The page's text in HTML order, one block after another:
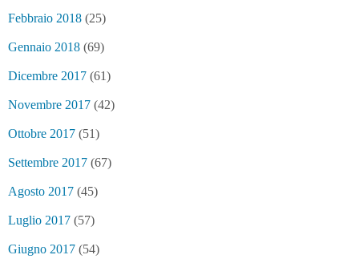
Febbraio 2018 (25)
Gennaio 2018 (69)
Dicembre 2017 (61)
Novembre 2017 (42)
Ottobre 2017 (51)
Settembre 2017 (67)
Agosto 2017 (45)
Luglio 2017 (57)
Giugno 2017 (54)